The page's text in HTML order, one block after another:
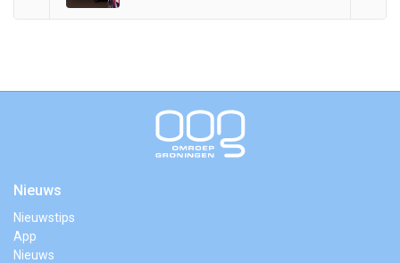
Nieuws
Nieuwstips
App
Nieuws